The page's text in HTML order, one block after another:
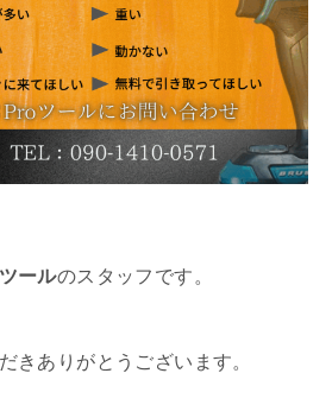
ールのスタッフです。
きありがとうございます。